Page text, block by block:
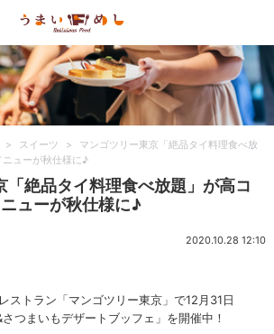
> スイーツ >
マンゴツリー東京「絶品タイ料理食べ放
ューが秋仕様に♪
「絶品タイ料理食べ放題」が高コ
ューが秋仕様に♪
2020.10.28 12:10
ストラン「マンゴツリー東京」で12⽉31⽇
さつまいもデザートブッフェ」を開催中！